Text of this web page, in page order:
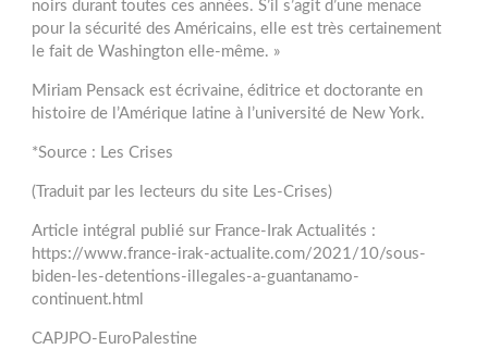
noirs durant toutes ces années. S’il s’agit d’une menace
pour la sécurité des Américains, elle est très certainement
le fait de Washington elle-même. »
Miriam Pensack est écrivaine, éditrice et doctorante en
histoire de l’Amérique latine à l’université de New York.
*Source : Les Crises
(Traduit par les lecteurs du site Les-Crises)
Article intégral publié sur France-Irak Actualités :
https://www.france-irak-actualite.com/2021/10/sous-
biden-les-detentions-illegales-a-guantanamo-
continuent.html
CAPJPO-EuroPalestine